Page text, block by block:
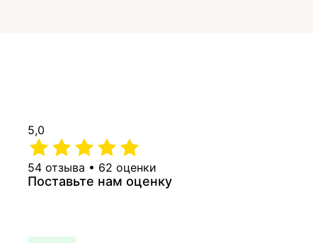
5,0
54 отзыва • 62 оценки
Поставьте нам оценку